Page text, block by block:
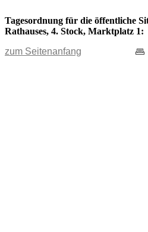
Tagesordnung für die öffentliche
Rathauses, 4. Stock, Marktplatz 1:
zum Seitenanfang